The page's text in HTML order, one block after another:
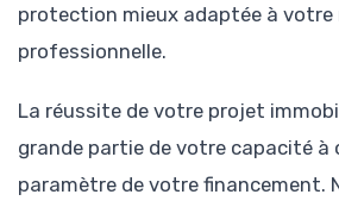
protection mieux adaptée à votre
professionnelle.
La réussite de votre projet
grande partie de votre capacité à
paramètre de votre financement.